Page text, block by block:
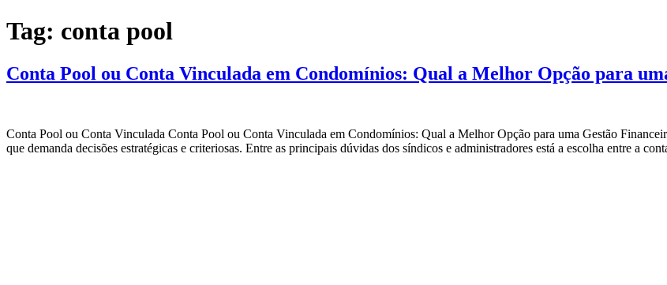
Tag: conta pool
Conta Pool ou Conta Vinculada em Condomínios: Qual a Melhor Opção para
Conta Pool ou Conta Vinculada Conta Pool ou Conta Vinculada em Condomínios: Qual a Melhor Opção para uma Gestão
que demanda decisões estratégicas e criteriosas. Entre as principais dúvidas dos síndicos e administradores está a escolha entre a